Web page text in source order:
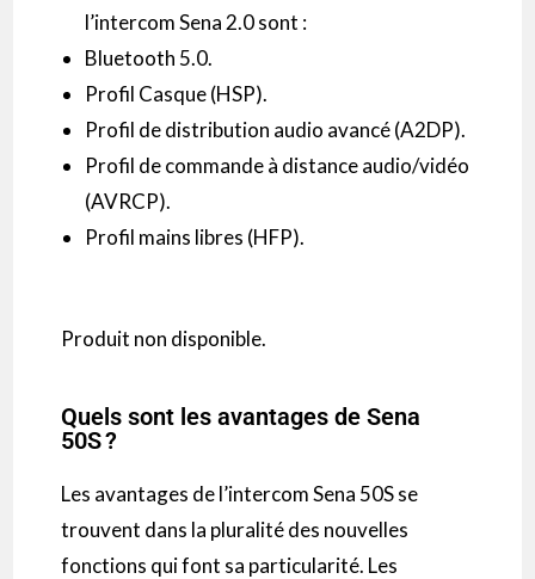
l’intercom Sena 2.0 sont :
Bluetooth 5.0.
Profil Casque (HSP).
Profil de distribution audio avancé (A2DP).
Profil de commande à distance audio/vidéo
(AVRCP).
Profil mains libres (HFP).
Produit non disponible.
Quels sont les avantages de Sena
50S ?
Les avantages de l’intercomSena 50Sse
trouvent dans la pluralité des nouvelles
fonctions qui font sa particularité. Les